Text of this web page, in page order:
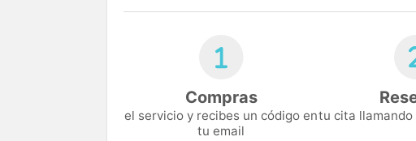
Compras
el servicio y recibes un código en
tu email
tu cita